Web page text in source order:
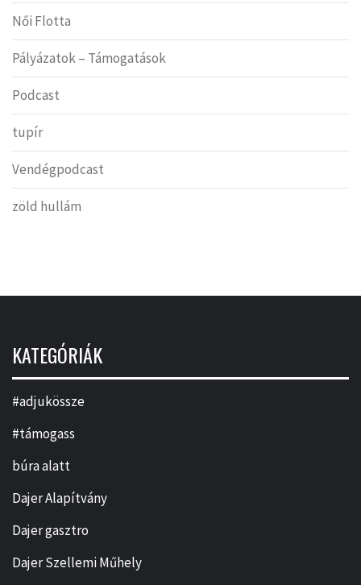
Női Flotta
Pályázatok – Támogatások
Podcast
tupír
Vendégpodcast
zöld hullám
KATEGÓRIÁK
#adjukössze
#támogass
búra alatt
Dajer Alapítvány
Dajer gasztro
Dajer Szellemi Műhely